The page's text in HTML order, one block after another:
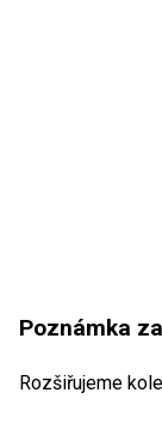
Poznámka
Rozšiřujeme